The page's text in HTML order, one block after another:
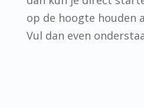
op de hoogte houden
Vul dan even